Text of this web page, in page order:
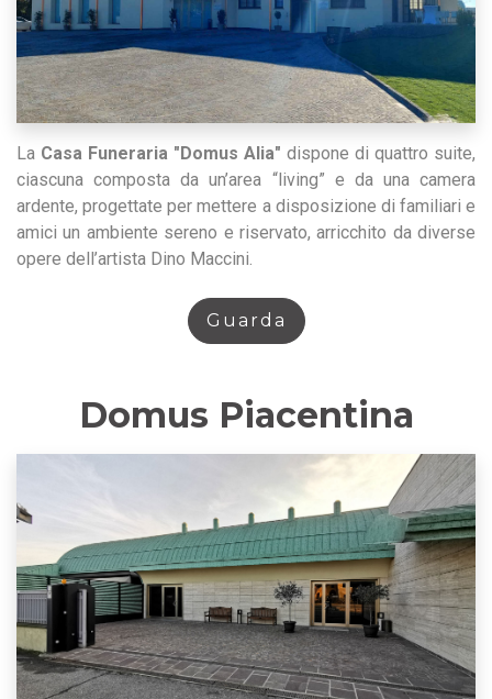
La Casa Funeraria "Domus Alia" dispone di quattro suite,
ciascuna composta da un’area “living” e da una camera
ardente, progettate per mettere a disposizione di familiari e
amici un ambiente sereno e riservato, arricchito da diverse
opere dell’artista Dino Maccini.
Guarda
Domus Piacentina